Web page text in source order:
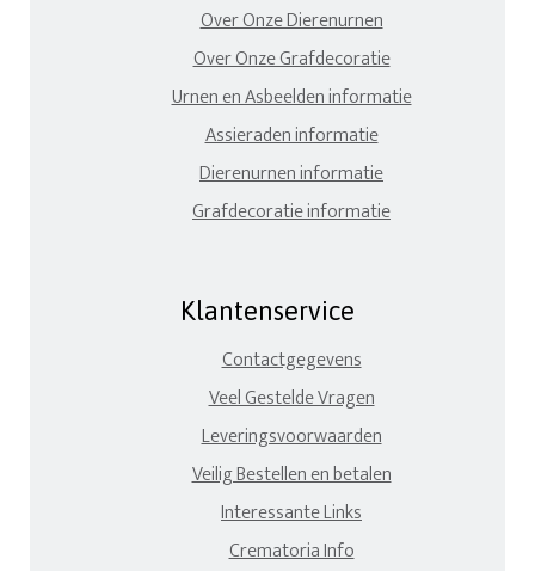
Over Onze Dierenurnen
Over Onze Grafdecoratie
Urnen en Asbeelden informatie
Assieraden informatie
Dierenurnen informatie
Grafdecoratie informatie
Klantenservice
Contactgegevens
Veel Gestelde Vragen
Leveringsvoorwaarden
Veilig Bestellen en betalen
Interessante Links
Crematoria Info